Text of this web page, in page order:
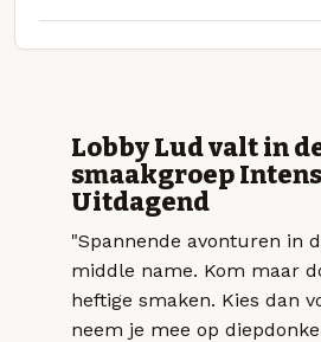
Lobby Lud valt in
smaakgroep
Uitdagend
"Spannende avonturen in
middle name. Kom maar
heftige smaken. Kies dan
neem je mee op